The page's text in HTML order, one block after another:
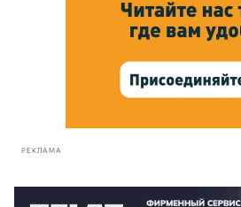
РЕКЛАМА